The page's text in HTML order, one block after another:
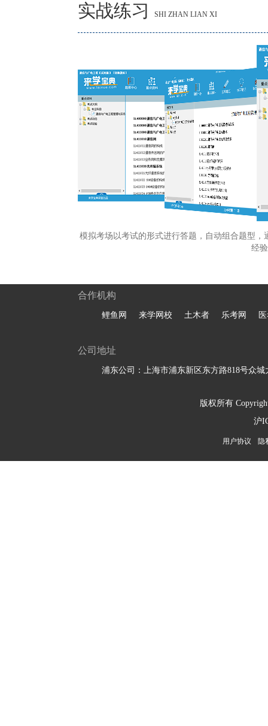
实战练习 SHI ZHAN LIAN XI
模拟考场以考试的形式进行答题，自动组合题型
经
合作机构
鲤鱼网 来学网校 土木者 乐考网
公司地址
浦东公司：上海市浦东新区东方路818号众城
版权所有
沪
用户协议 隐